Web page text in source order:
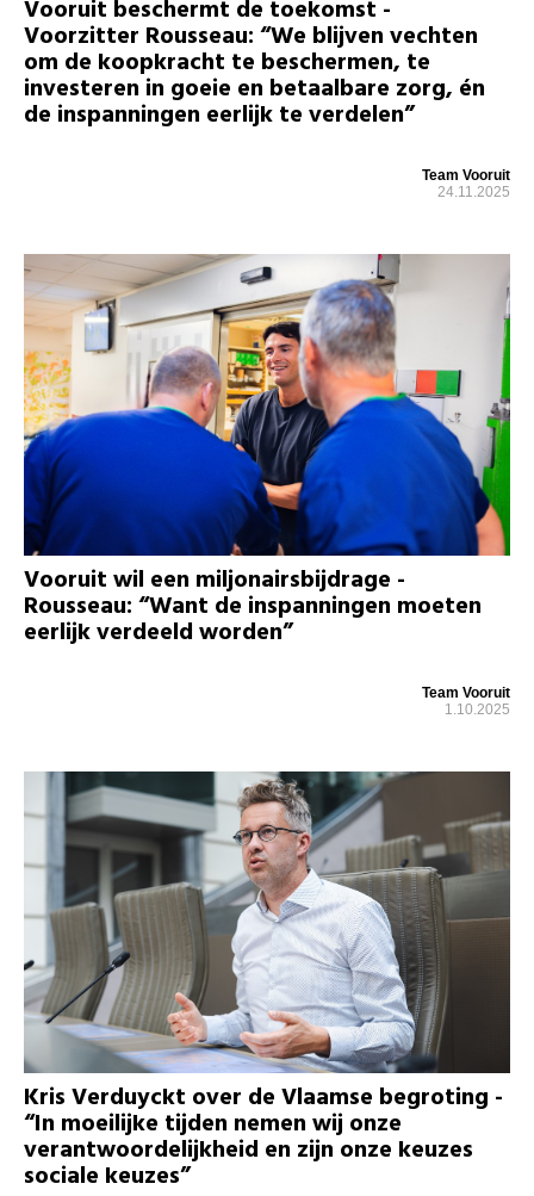
Vooruit beschermt de toekomst -
Voorzitter Rousseau: “We blijven vechten
om de koopkracht te beschermen, te
investeren in goeie en betaalbare zorg, én
de inspanningen eerlijk te verdelen”
Team Vooruit
24.11.2025
Vooruit wil een miljonairsbijdrage -
Rousseau: “Want de inspanningen moeten
eerlijk verdeeld worden”
Team Vooruit
1.10.2025
Kris Verduyckt over de Vlaamse begroting -
“In moeilijke tijden nemen wij onze
verantwoordelijkheid en zijn onze keuzes
sociale keuzes”